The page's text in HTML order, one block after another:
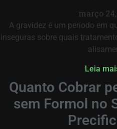
março
A gravidez é um período em
inseguras sobre quais
Leia
Quanto Cobrar
sem Formol no